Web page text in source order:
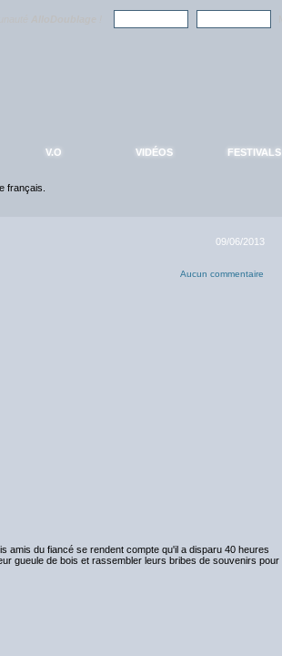
V.O VIDÉOS FESTIVALS
français.
09/06/2013
Aucun commentaire
amis du fiancé se rendent compte qu'il a disparu 40 heures
gueule de bois et rassembler leurs bribes de souvenirs pour